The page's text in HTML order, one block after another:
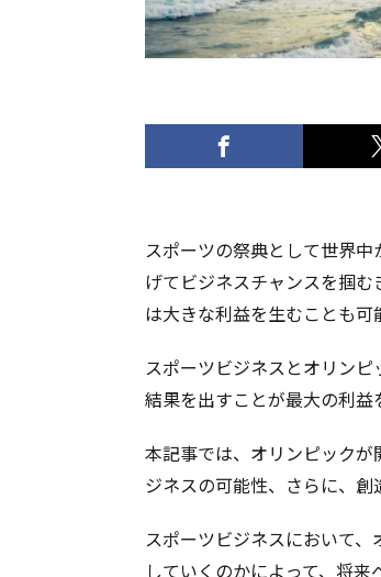
スポーツの祭典として世界
げてビジネスチャンスを掴
は大きな利益を生むことも可
スポーツビジネスとオリン
結果を出すことが最大の利益
本記事では、オリンピック
ジネスの可能性、さらに、創
スポーツビジネスにおいて
していくのかによって、将来